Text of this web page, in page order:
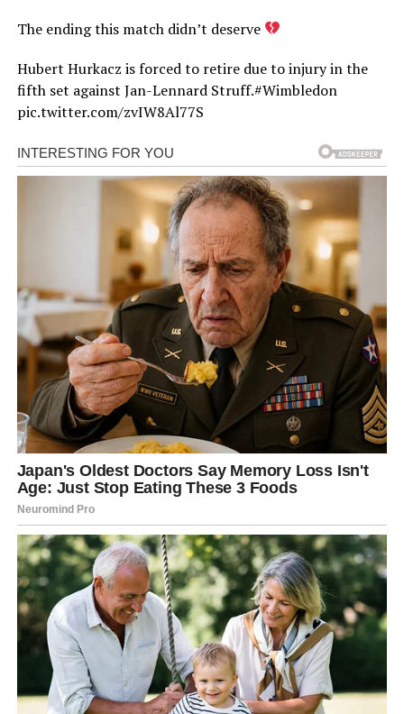
The ending this match didn’t deserve
Hubert Hurkacz is forced to retire due to injury in the
fifth set against Jan-Lennard Struff.#Wimbledon
pic.twitter.com/zvIW8Al77S